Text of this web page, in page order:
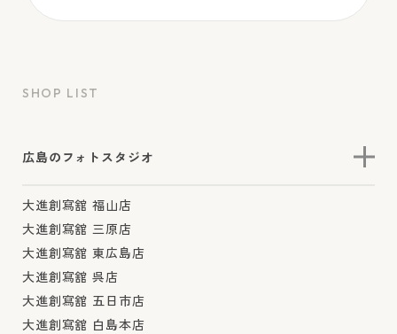
SHOP LIST
広島のフォトスタジオ
大進創寫舘 福山店
大進創寫舘 三原店
大進創寫舘 東広島店
大進創寫舘 呉店
大進創寫舘 五日市店
大進創寫舘 白島本店